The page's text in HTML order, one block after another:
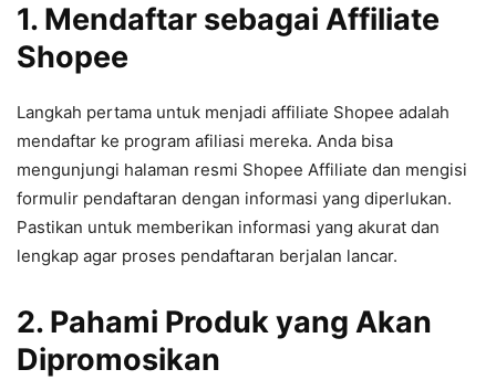
1. Mendaftar sebagai Affiliate
Shopee
Langkah pertama untuk menjadi affiliate Shopee adalah
mendaftar ke program afiliasi mereka. Anda bisa
mengunjungi halaman resmi Shopee Affiliate dan mengisi
formulir pendaftaran dengan informasi yang diperlukan.
Pastikan untuk memberikan informasi yang akurat dan
lengkap agar proses pendaftaran berjalan lancar.
2. Pahami Produk yang Akan
Dipromosikan